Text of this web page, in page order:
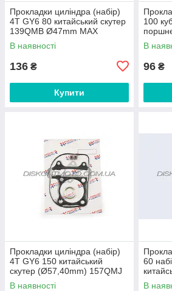
Прокладки циліндра (набір)
4T GY6 80 китайський скутер
139QMB Ø47mm MAX
GASKETS
В наявності
136 ₴
Купити
100
MAX
В
96 ₴
Прокладки циліндра (набір)
4T GY6 150 китайський
скутер (Ø57,40mm) 157QMJ
(mod:C) MAX GASKETS
В наявності
60
В